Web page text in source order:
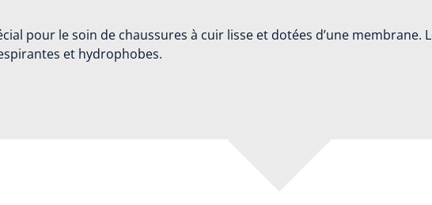
pour le soin de chaussures à cuir lisse et dotées d’une membrane.
et hydrophobes.